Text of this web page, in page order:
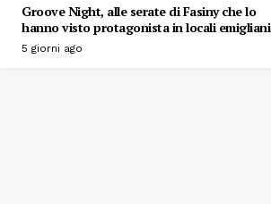
Groove Night, alle serate di Fasiny che lo
hanno visto protagonista in locali emigliani
5 giorni ago